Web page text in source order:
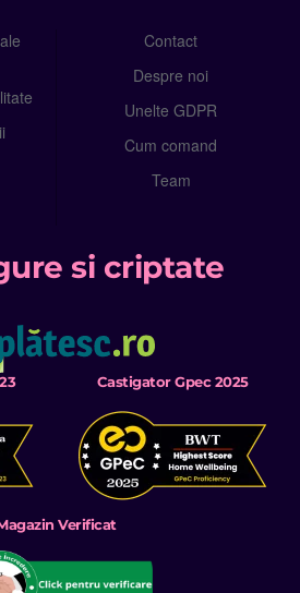
Contact
Despre noi
Unelte GDPR
Cum comand
Team
si criptate
Castigator Gpec 2025
Verificat